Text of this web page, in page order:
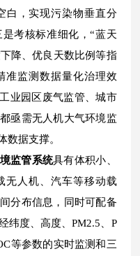
白，实现污染物垂直分
考核标准细化，“蓝天
降、优良天数比例等指
准监测数据量化治理效
业园区废气监管、城市
亟需无人机大气环境监
数据支撑。
监管系统具有体积小、
无人机、汽车等移动载
分布信息，同时可配备
纬度、高度、PM2.5、P
等参数的实时监测和三